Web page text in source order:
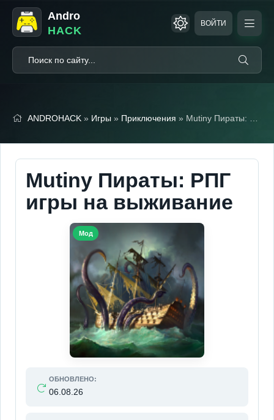
Andro
HACK
ВОЙТИ
ANDROHACK » Игры » Приключения » Mutiny Пираты: РПГ игры на выживание (Мод меню)
Mutiny Пираты: РПГ
игры на выживание
ОБНОВЛЕНО:
06.08.26
Мод